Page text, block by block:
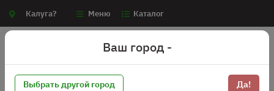
Калуга? Меню Каталог
Ваш город -
Выбрать другой город Да!